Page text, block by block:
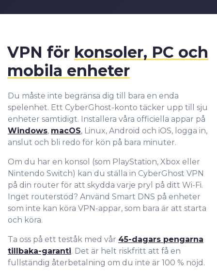
99
87
9
VPN för konsoler, PC och
mobila enheter
Du måste inte begränsa dig till bara en enda
spelenhet. Ett CyberGhost-konto täcker upp till sju
enheter samtidigt. Installera våra officiella appar på
Windows, macOS, Linux, Android och iOS, logga in,
anslut och bli redo för kön på bara minuter.
Om du har en konsol (som PlayStation, Xbox eller
Nintendo Switch) kan du ställa in CyberGhost VPN
på din router för att skydda varje pryl på ditt Wi-Fi.
Inget routerstöd? Använd Smart DNS på enheter
som inte kan köra VPN-appar, som bara är att starta
och köra.
Ta oss på ett teståk med vår 45-dagars pengarna
tillbaka-garanti. Det är helt riskfritt att få en
fullständig återbetalning om du inte är 100 % nöjd.